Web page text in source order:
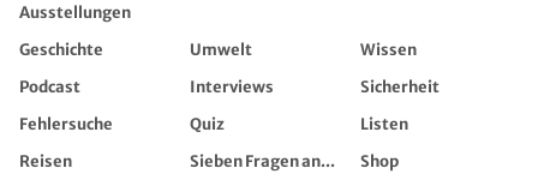
Ausstellungen
Geschichte Umwelt
Wissen
Podcast
Interviews
Sicherheit
Fehlersuche
Quiz
Listen
Reisen
Sieben Fragen an...
Shop